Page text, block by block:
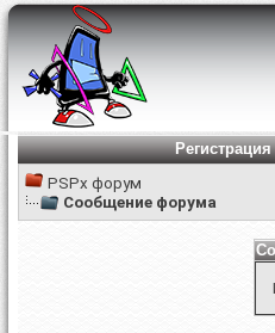
Регистрация
PSPx форум
Сообщение форума